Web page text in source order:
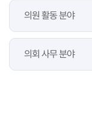
의원 활동 분야
의회 사무 분야